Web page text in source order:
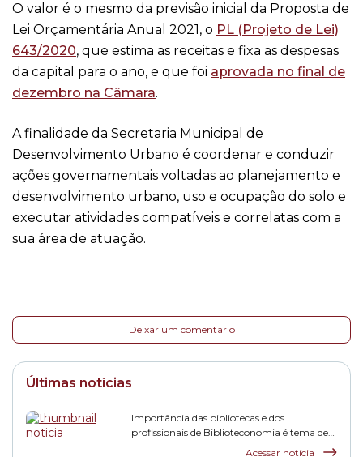
O valor é o mesmo da previsão inicial da Proposta de
Lei Orçamentária Anual 2021, o PL (Projeto de Lei)
643/2020, que estima as receitas e fixa as despesas
da capital para o ano, e que foi aprovada no final de
dezembro na Câmara.
A finalidade da Secretaria Municipal de
Desenvolvimento Urbano é coordenar e conduzir
ações governamentais voltadas ao planejamento e
desenvolvimento urbano, uso e ocupação do solo e
executar atividades compatíveis e correlatas com a
sua área de atuação.
Deixar um comentário
Últimas notícias
Importância das bibliotecas e dos
profissionais de Biblioteconomia é tema de
Acessar notícia